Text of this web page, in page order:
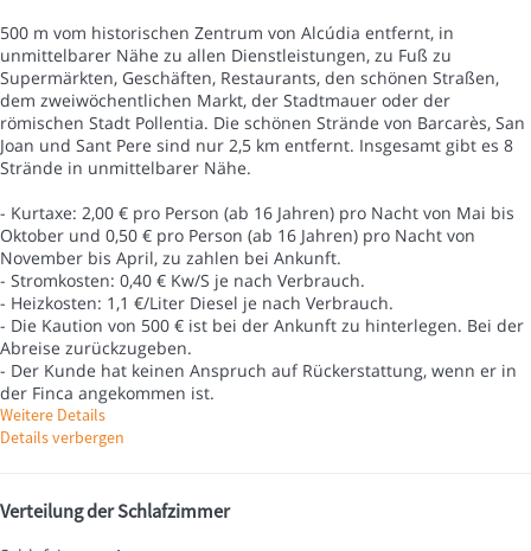
500 m vom historischen Zentrum von Alcúdia entfernt, in
unmittelbarer Nähe zu allen Dienstleistungen, zu Fuß zu
Supermärkten, Geschäften, Restaurants, den schönen Straßen,
dem zweiwöchentlichen Markt, der Stadtmauer oder der
römischen Stadt Pollentia. Die schönen Strände von Barcarès, San
Joan und Sant Pere sind nur 2,5 km entfernt. Insgesamt gibt es 8
Strände in unmittelbarer Nähe.
- Kurtaxe: 2,00 € pro Person (ab 16 Jahren) pro Nacht von Mai bis
Oktober und 0,50 € pro Person (ab 16 Jahren) pro Nacht von
November bis April, zu zahlen bei Ankunft.
- Stromkosten: 0,40 € Kw/S je nach Verbrauch.
- Heizkosten: 1,1 €/Liter Diesel je nach Verbrauch.
- Die Kaution von 500 € ist bei der Ankunft zu hinterlegen. Bei der
Abreise zurückzugeben.
- Der Kunde hat keinen Anspruch auf Rückerstattung, wenn er in
der Finca angekommen ist.
Weitere Details
Details verbergen
Verteilung der Schlafzimmer